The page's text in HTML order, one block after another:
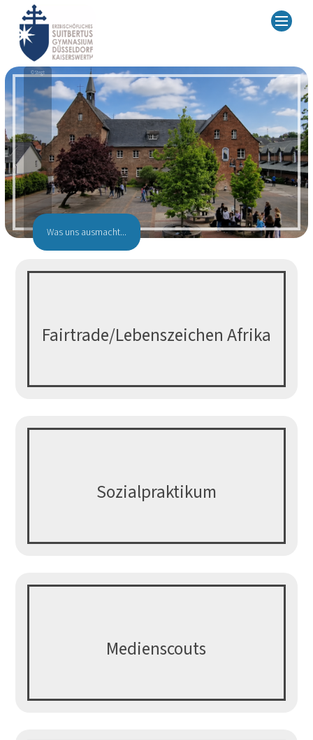
© Stegt
Was uns ausmacht...
Fairtrade/Lebenszeichen Afrika
Sozialpraktikum
Medienscouts